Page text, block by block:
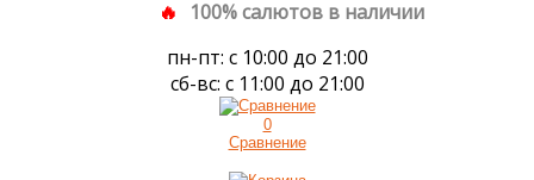
100% салютов в наличии
пн-пт: с 10:00 до 21:00
сб-вс: с 11:00 до 21:00
0
Сравнение